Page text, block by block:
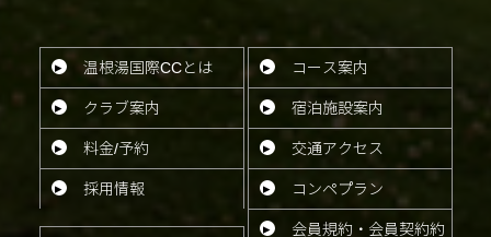
温根湯国際CCとは
コース案内
クラブ案内
宿泊施設案内
料金/予約
交通アクセス
採用情報
コンペプラン
会員規約・会員契約約